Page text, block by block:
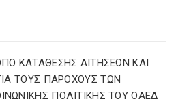
ΚΑΤΑΘΕΣΗΣ ΑΙΤΗΣΕΩΝ ΚΑΙ
ΤΟΥΣ ΠΑΡΟΧΟΥΣ ΤΩΝ
ΠΟΛΙΤΙΚΗΣ ΤΟΥ ΟΑΕΔ